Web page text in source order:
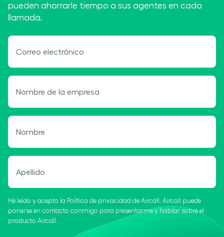
pueden ahorrarle tiempo a sus agentes en cada
llamada.
Correo electrónico
Nombre de la empresa
Nombre
Apellido
He leído y acepto la Política de privacidad de Aircall. Aircall puede
ponerse en contacto conmigo para presentarme y hablar sobre el
producto Aircall.